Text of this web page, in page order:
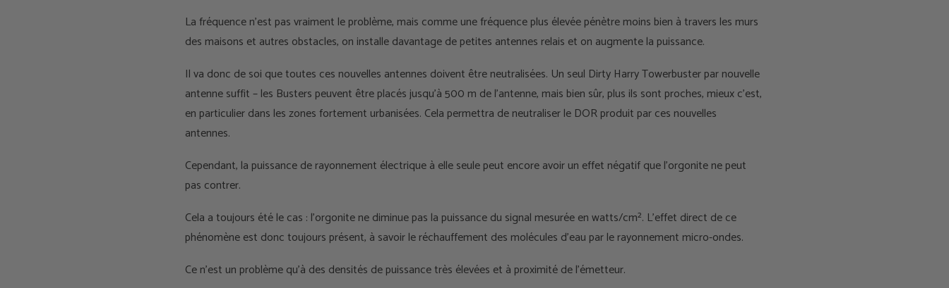
La fréquence n'est pas vraiment le problème, mais comme une fréquence plus élevée pénètre moins bien à travers les murs
des maisons et autres obstacles, on installe davantage de petites antennes relais et on augmente la puissance.
Il va donc de soi que toutes ces nouvelles antennes doivent être neutralisées. Un seul Dirty Harry Towerbuster par nouvelle
antenne suffit – les Busters peuvent être placés jusqu'à 500 m de l'antenne, mais bien sûr, plus ils sont proches, mieux c'est,
en particulier dans les zones fortement urbanisées. Cela permettra de neutraliser le DOR produit par ces nouvelles
antennes.
Cependant, la puissance de rayonnement électrique à elle seule peut encore avoir un effet négatif que l'orgonite ne peut
pas contrer.
Cela a toujours été le cas : l'orgonite ne diminue pas la puissance du signal mesurée en watts/cm². L'effet direct de ce
phénomène est donc toujours présent, à savoir le réchauffement des molécules d'eau par le rayonnement micro-ondes.
Ce n'est un problème qu'à des densités de puissance très élevées et à proximité de l'émetteur.